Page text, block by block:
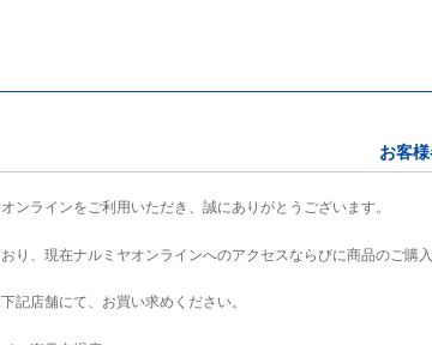
お客
ンラインをご利用いただき、誠にありがとうございます。
り、現在ナルミヤオンラインへのアクセスならびに商品のご購入
記店舗にて、お買い求めください。